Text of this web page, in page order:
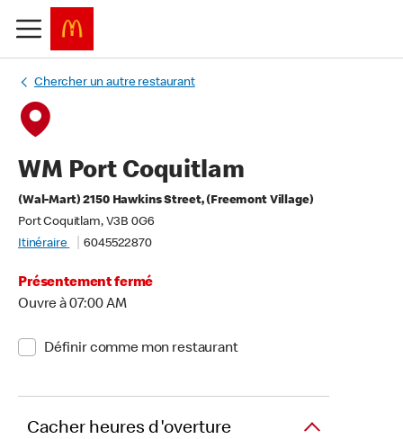
Chercher un autre restaurant
WM Port Coquitlam
(Wal-Mart) 2150 Hawkins Street, (Freemont Village)
Port Coquitlam, V3B 0G6
Itinéraire
6045522870
Présentement fermé
Ouvre à 07:00 AM
Définir comme mon restaurant
Cacher heures d'overture